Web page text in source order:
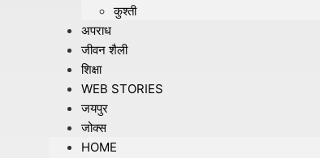
कुश्ती
अपराध
जीवन शैली
शिक्षा
WEB STORIES
जयपुर
जोक्स
HOME